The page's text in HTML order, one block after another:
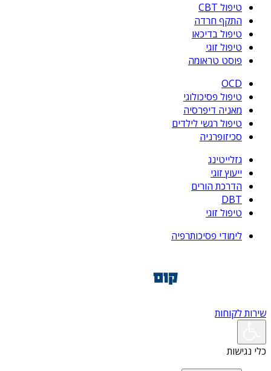
טיפול CBT
התקף חרדה
טיפול בדיכאו
טיפול זוגי
פוסט טראומה
OCD
טיפול פסיכולוגי
מאניה דיפרסיה
טיפול רגשי לילדים
סכיזופרניה
גזלייטינג
ייעוץ זוגי
הדרכת הורים
DBT
טיפול זוגי
לימודי פסיכותרפיה
שירות לקוחות
כלי נגישות